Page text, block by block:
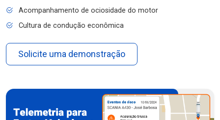
Acompanhamento de ociosidade do motor
Cultura de condução econômica
Solicite uma demonstração